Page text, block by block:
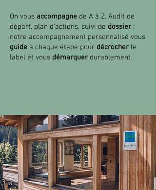
On vous accompagne de A à Z. Audit de
départ, plan d'actions, suivi de dossier :
notre accompagnement personnalisé vous
guide à chaque étape pour décrocher le
label et vous démarquer durablement.